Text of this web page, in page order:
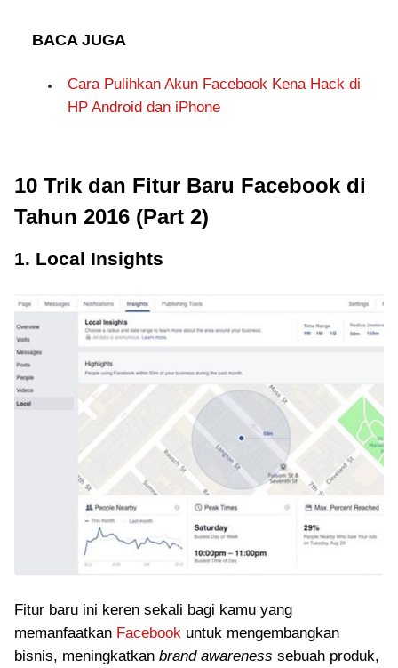
BACA JUGA
Cara Pulihkan Akun Facebook Kena Hack di
HP Android dan iPhone
10 Trik dan Fitur Baru Facebook di
Tahun 2016 (Part 2)
1. Local Insights
Fitur baru ini keren sekali bagi kamu yang
memanfaatkan Facebook untuk mengembangkan
bisnis, meningkatkan brand awareness sebuah produk,